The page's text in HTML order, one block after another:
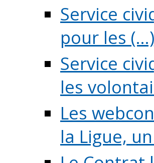
Service
pour les (...)
Service
les
Les
la Ligue,